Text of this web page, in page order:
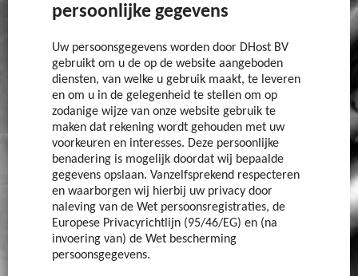
persoonlijke gegevens
Uw persoonsgegevens worden door DHost BV
gebruikt om u de op de website aangeboden
diensten, van welke u gebruik maakt, te leveren
en om u in de gelegenheid te stellen om op
zodanige wijze van onze website gebruik te
maken dat rekening wordt gehouden met uw
voorkeuren en interesses. Deze persoonlijke
benadering is mogelijk doordat wij bepaalde
gegevens opslaan. Vanzelfsprekend respecteren
en waarborgen wij hierbij uw privacy door
naleving van de Wet persoonsregistraties, de
Europese Privacyrichtlijn (95/46/EG) en (na
invoering van) de Wet bescherming
persoonsgegevens.